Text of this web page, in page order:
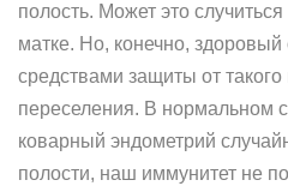
полость. Может это
матке. Но, конечно, здоровый
средствами защиты от
переселения. В нормальном
коварный эндометрий
полости, наш иммунитет не